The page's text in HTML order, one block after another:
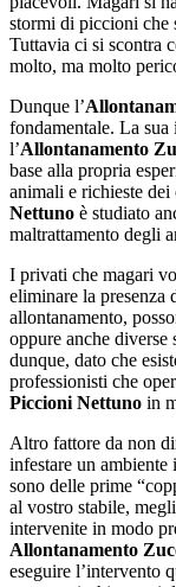
stormi di piccioni che
Tuttavia ci si scontra
molto, ma molto
Dunque l’
fondamentale. La
l’Allontanamento
base alla propria
animali e richieste dei
Nettuno è studiato
maltrattamento degli
I privati che magari
eliminare la presenza
allontanamento,
oppure anche diverse
dunque, dato che
professionisti che
Piccioni Nettuno in
Altro fattore da non
infestare un
sono delle prime
al vostro stabile,
intervenite in modo
Allontanamento
eseguire l’intervento